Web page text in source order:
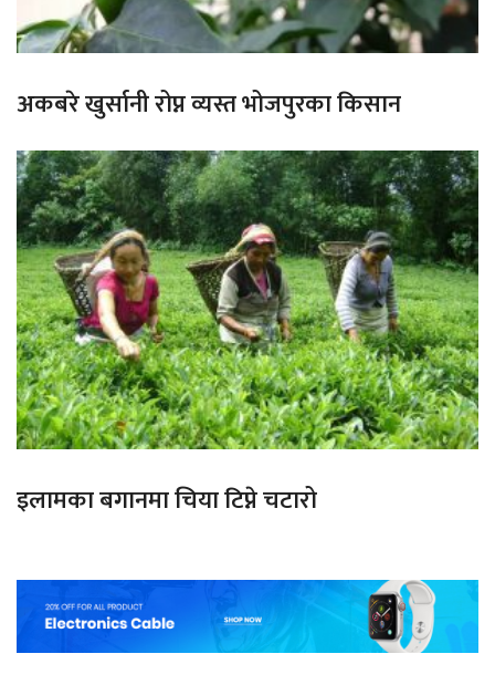
अकबरे खुर्सानी रोप्न व्यस्त भोजपुरका किसान
इलामका बगानमा चिया टिप्ने चटारो